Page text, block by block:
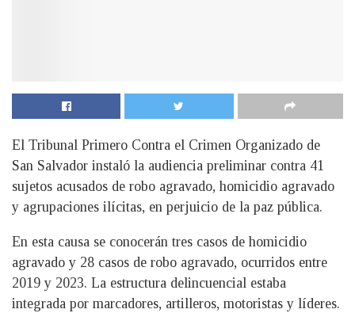
El Tribunal Primero Contra el Crimen Organizado de
San Salvador instaló la audiencia preliminar contra 41
sujetos acusados de robo agravado, homicidio agravado
y agrupaciones ilícitas, en perjuicio de la paz pública.
En esta causa se conocerán tres casos de homicidio
agravado y 28 casos de robo agravado, ocurridos entre
2019 y 2023. La estructura delincuencial estaba
integrada por marcadores, artilleros, motoristas y líderes.